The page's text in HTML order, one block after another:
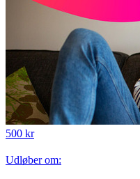
500 kr
Udløber om: